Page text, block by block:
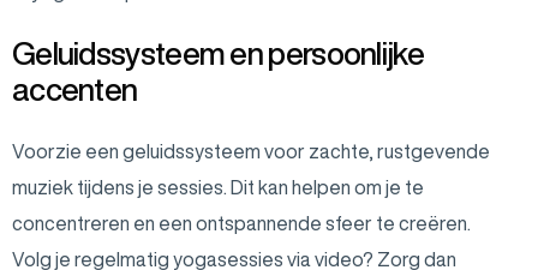
Geluidssysteem en persoonlijke
accenten
Voorzie een geluidssysteem voor zachte, rustgevende
muziek tijdens je sessies. Dit kan helpen om je te
concentreren en een ontspannende sfeer te creëren.
Volg je regelmatig yogasessies via video? Zorg dan